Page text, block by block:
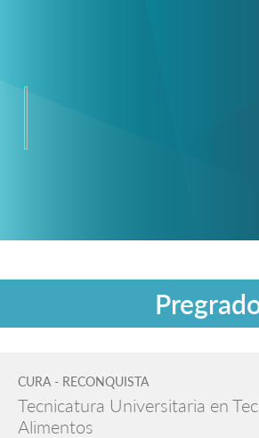
CURA - RECONQUISTA
Tecnicatura Universitaria en
Alimentos